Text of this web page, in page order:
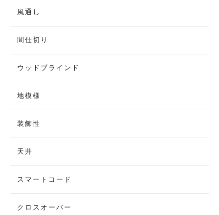
風通し
間仕切り
ウッドブラインド
地模様
装飾性
天井
スマートコード
クロスオーバー